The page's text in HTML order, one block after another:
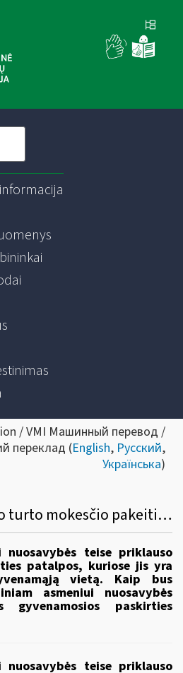
/ VMI Машинный перевод /
переклад (English, Русский,
Українська)
Apie nekilnojamojo turto mokesčio pakeitimus nuo 2026 metų
nuosavybės teise priklauso
patalpos, kuriose jis yra
vietą. Kaip bus
asmeniui nuosavybės
gyvenamosios paskirties
nuosavybės teise priklauso